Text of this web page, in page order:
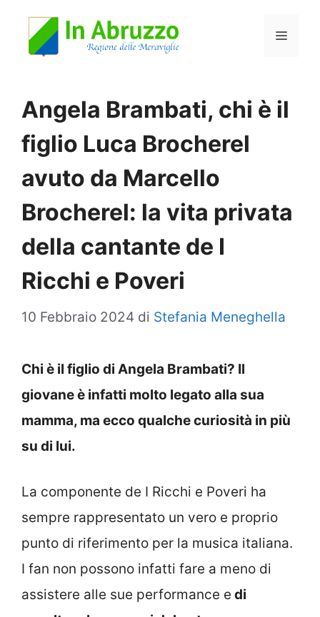
Menu
Angela Brambati, chi è il
figlio Luca Brocherel
avuto da Marcello
Brocherel: la vita privata
della cantante de I
Ricchi e Poveri
10 Febbraio 2024 di Stefania Meneghella
Chi è il figlio di Angela Brambati? Il
giovane è infatti molto legato alla sua
mamma, ma ecco qualche curiosità in più
su di lui.
La componente de I Ricchi e Poveri ha
sempre rappresentato un vero e proprio
punto di riferimento per la musica italiana.
I fan non possono infatti fare a meno di
assistere alle sue performance e di